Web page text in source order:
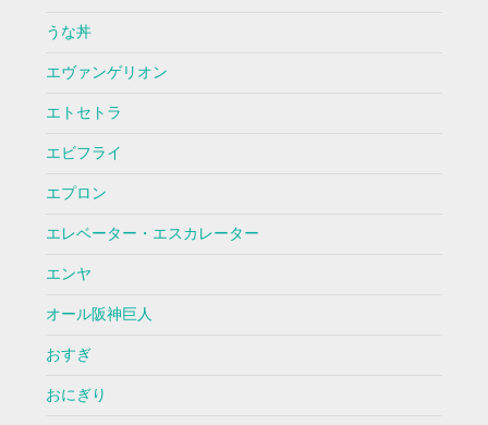
うな丼
エヴァンゲリオン
エトセトラ
エビフライ
エプロン
エレベーター・エスカレーター
エンヤ
オール阪神巨人
おすぎ
おにぎり